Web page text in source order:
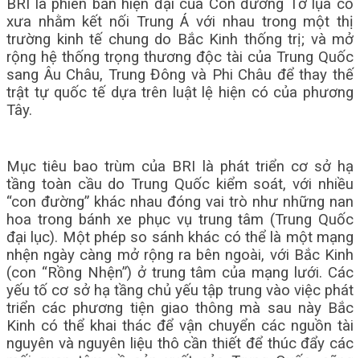
BRI là phiên bản hiện đại của Con đường Tơ lụa cổ
xưa nhằm kết nối Trung Á với nhau trong một thị
trường kinh tế chung do Bắc Kinh thống trị; và mở
rộng hệ thống trọng thương độc tài của Trung Quốc
sang Âu Châu, Trung Đông và Phi Châu để thay thế
trật tự quốc tế dựa trên luật lệ hiện có của phương
Tây.
Mục tiêu bao trùm của BRI là phát triển cơ sở hạ
tầng toàn cầu do Trung Quốc kiểm soát, với nhiều
“con đường” khác nhau đóng vai trò như những nan
hoa trong bánh xe phục vụ trung tâm (Trung Quốc
đại lục). Một phép so sánh khác có thể là một mạng
nhện ngày càng mở rộng ra bên ngoài, với Bắc Kinh
(con “Rồng Nhện”) ở trung tâm của mạng lưới. Các
yếu tố cơ sở hạ tầng chủ yếu tập trung vào việc phát
triển các phương tiện giao thông mà sau này Bắc
Kinh có thể khai thác để vận chuyển các nguồn tài
nguyên và nguyên liệu thô cần thiết để thúc đẩy các